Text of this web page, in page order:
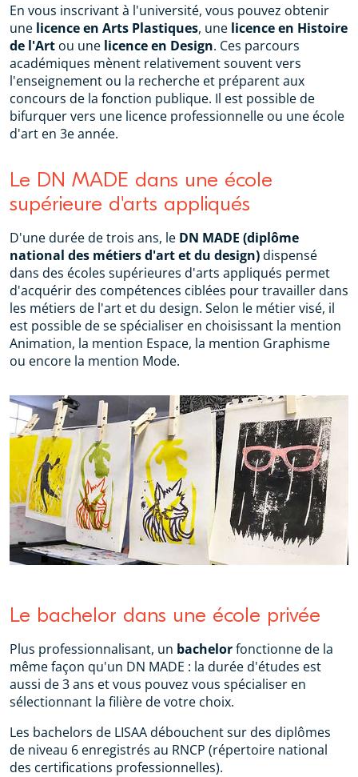
En vous inscrivant à l'université, vous pouvez obtenir
une licence en Arts Plastiques, une licence en Histoire
de l'Art ou une licence en Design. Ces parcours
académiques mènent relativement souvent vers
l'enseignement ou la recherche et préparent aux
concours de la fonction publique. Il est possible de
bifurquer vers une licence professionnelle ou une école
d'art en 3e année.
Le DN MADE dans une école
supérieure d'arts appliqués
D'une durée de trois ans, le DN MADE (diplôme
national des métiers d'art et du design)dispensé
dans des écoles supérieures d'arts appliqués permet
d'acquérir des compétences ciblées pour travailler dans
les métiers de l'art et du design. Selon le métier visé, il
est possible de se spécialiser en choisissant la mention
Animation, la mention Espace, la mention Graphisme
ou encore la mention Mode.
Le bachelor dans une école privée
Plus professionnalisant, un bachelorfonctionne de la
même façon qu'un DN MADE : la durée d'études est
aussi de 3 ans et vous pouvez vous spécialiser en
sélectionnant la filière de votre choix.
Les bachelors de LISAA débouchent sur des diplômes
de niveau 6 enregistrés au RNCP (répertoire national
des certifications professionnelles).